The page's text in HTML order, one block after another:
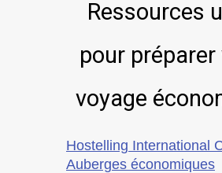
Ressources
pour
voyage
Hostelling International
Auberges économiques